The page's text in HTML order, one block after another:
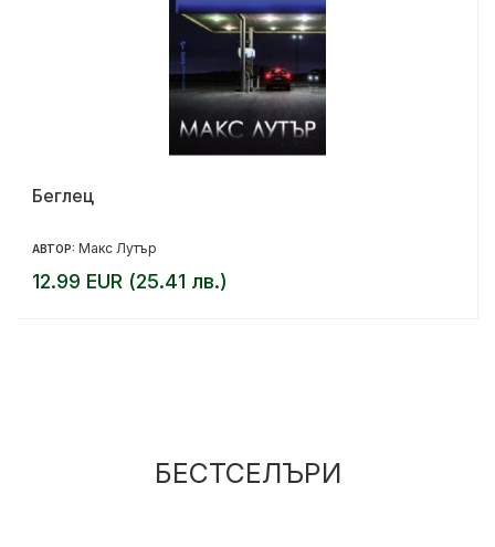
Беглец
АВТОР: Макс Лутър
12.99 EUR (25.41 лв.)
БЕСТСЕЛЪРИ